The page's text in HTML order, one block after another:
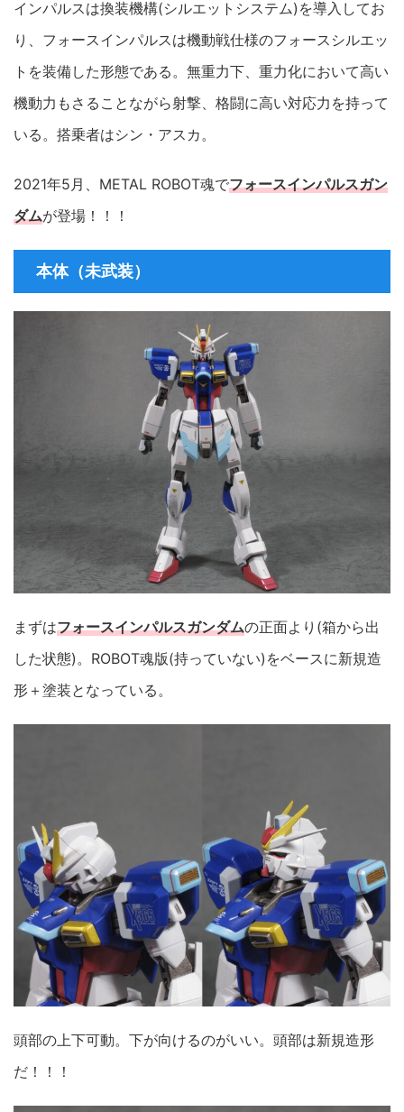
インパルスは換装機構(シルエットシステム)を導入してお
り、フォースインパルスは機動戦仕様のフォースシルエッ
トを装備した形態である。無重力下、重力化において高い
機動力もさることながら射撃、格闘に高い対応力を持って
いる。搭乗者はシン・アスカ。
2021年5月、METAL ROBOT魂でフォースインパルスガン
ダムが登場！！！
本体（未武装）
まずはフォースインパルスガンダムの正面より(箱から出
した状態)。ROBOT魂版(持っていない)をベースに新規造
形＋塗装となっている。
頭部の上下可動。下が向けるのがいい。頭部は新規造形
だ！！！